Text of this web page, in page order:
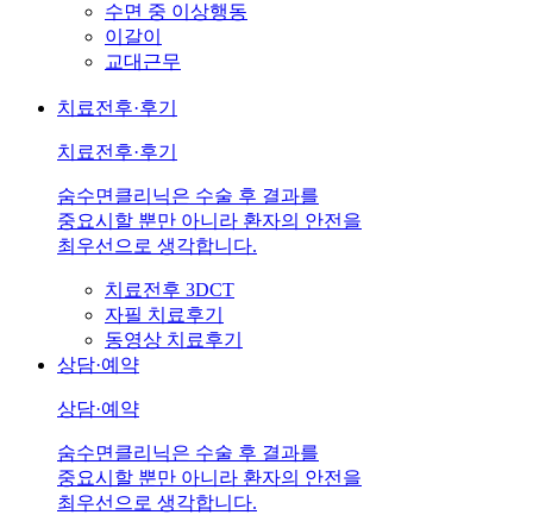
수면 중 이상행동
이갈이
교대근무
치료전후·후기
치료전후·후기
숨수면클리닉은 수술 후 결과를
중요시할 뿐만 아니라 환자의 안전을
최우선으로 생각합니다.
치료전후 3DCT
자필 치료후기
동영상 치료후기
상담·예약
상담·예약
숨수면클리닉은 수술 후 결과를
중요시할 뿐만 아니라 환자의 안전을
최우선으로 생각합니다.